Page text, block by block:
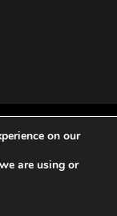
on our
are using or